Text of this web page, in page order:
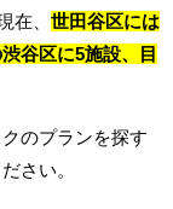
在、 世田谷区には
谷区に5施設、目
のプランを探す
さい。